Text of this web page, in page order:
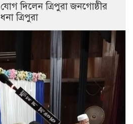
দিলেন ত্রিপুরা জনগোষ্ঠীর
ত্রিপুরা